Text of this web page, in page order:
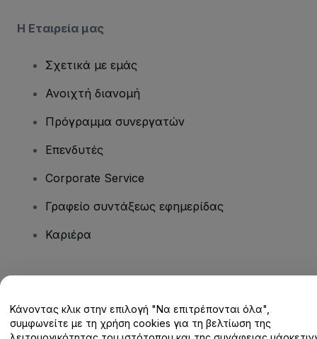
Η Εταιρεία μας
Σχετικά με εμάς
Ανοιχτή διανομή
Πρόγραμμα συνεργατών
Επενδυτές
Corporate Service
Γραφείο συντάξεως εφημερίδας
Καριέρα
Κέντρο βοήθειας / Επικοινωνήστε μαζί μας
Κάνοντας κλικ στην επιλογή "Να επιτρέπονται όλα",
συμφωνείτε με τη χρήση cookies για τη βελτίωση της